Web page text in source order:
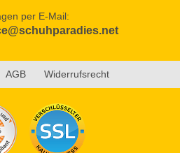
per E-Mail:
AGB Widerrufsrecht